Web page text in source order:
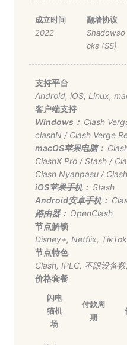
成立时间
2022
翻墙协议
Shadowso
cks (SS)
支持平台
Android, iOS, Linux,
客户端支持
Windows： Clash
clashN/ Clash Verge
macOS苹果电脑：
ClashX Pro/Stash/
Clash Nyanpasu/
iOS苹果手机： Stash
Android安卓手机：
路由器： OpenClash
节点解锁
Disney+, Netflix, TikTok
节点特色
Clash, IPLC, 不限设备数,
价格套餐
闪电
猫机
场
付款周
期